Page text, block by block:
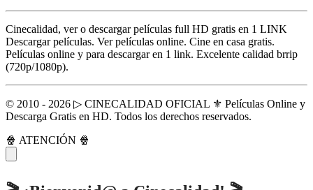
Cinecalidad, ver o descargar películas full HD gratis en 1 LINK
Descargar películas. Ver películas online. Cine en casa gratis.
Películas online y para descargar en 1 link. Excelente calidad brrip
(720p/1080p).
© 2010 - 2026 ▷ CINECALIDAD OFICIAL ⚜️ Películas Online y
Descarga Gratis en HD. Todos los derechos reservados.
🍿 ATENCIÓN 🍿